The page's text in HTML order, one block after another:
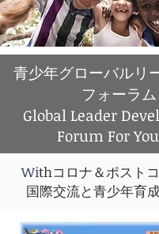
青少年グローバルリ
フォーラム
Global Leader
Forum For
~Withコロナ＆ポスト
国際交流と青少年育